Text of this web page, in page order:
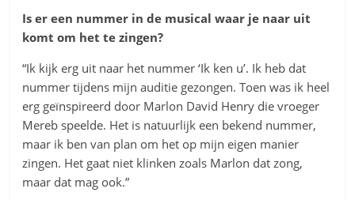
Is er een nummer in de musical waar je naar uit
komt om het te zingen?
“Ik kijk erg uit naar het nummer ‘Ik ken u’. Ik heb dat
nummer tijdens mijn auditie gezongen. Toen was ik heel
erg geïnspireerd door Marlon David Henry die vroeger
Mereb speelde. Het is natuurlijk een bekend nummer,
maar ik ben van plan om het op mijn eigen manier
zingen. Het gaat niet klinken zoals Marlon dat zong,
maar dat mag ook.”